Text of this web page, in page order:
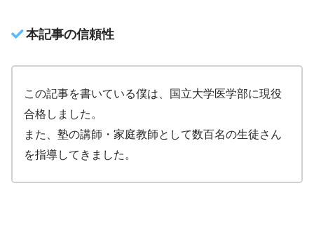
本記事の信頼性
この記事を書いている僕は、国立大学医学部に現役
合格しました。
また、塾の講師・家庭教師として数百名の生徒さん
を指導してきました。